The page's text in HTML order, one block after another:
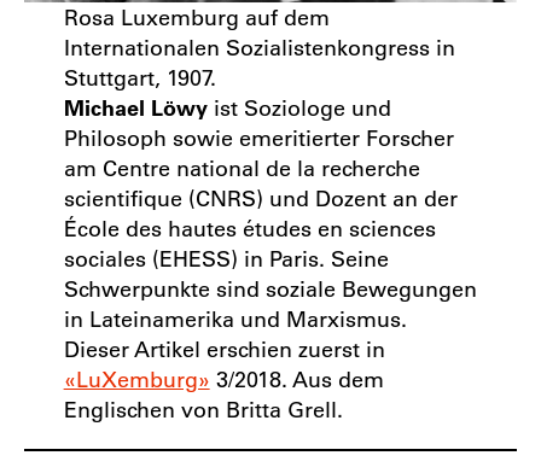
Rosa Luxemburg auf dem
Internationalen Sozialistenkongress in
Stuttgart, 1907.
Michael Löwyist Soziologe und
Philosoph sowie emeritierter Forscher
am Centre national de la recherche
scientifique (CNRS) und Dozent an der
École des hautes études en sciences
sociales (EHESS) in Paris. Seine
Schwerpunkte sind soziale Bewegungen
in Lateinamerika und Marxismus.
Dieser Artikel erschien zuerst in
«LuXemburg» 3/2018. Aus dem
Englischen von Britta Grell.